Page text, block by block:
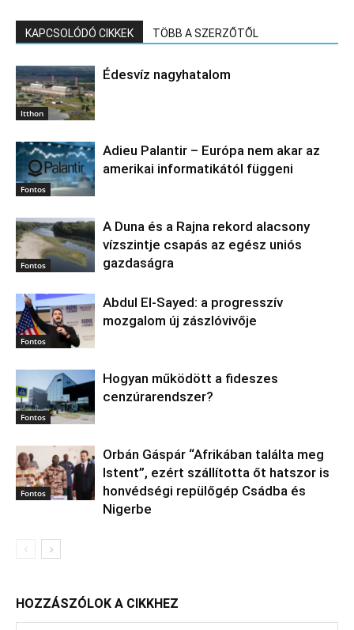
KAPCSOLÓDÓ CIKKEK TÖBB A SZERZŐTŐL
Itthon
Édesvíz nagyhatalom
Fontos
Adieu Palantir – Európa nem akar az
amerikai informatikától függeni
Fontos
A Duna és a Rajna rekord alacsony
vízszintje csapás az egész uniós
gazdaságra
Fontos
Abdul El‑Sayed: a progresszív
mozgalom új zászlóvivője
Fontos
Hogyan működött a fideszes
cenzúrarendszer?
Fontos
Orbán Gáspár “Afrikában találta meg
Istent”, ezért szállította őt hatszor is
honvédségi repülőgép Csádba és
Nigerbe
HOZZÁSZÓLOK A CIKKHEZ